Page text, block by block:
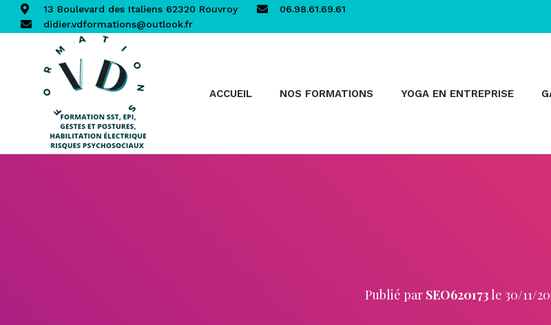
13 Boulevard des Italiens 62320 Rouvroy
06.98.61.69.61
didier.vdformations@outlook.fr
ACCUEIL NOS FORMATIONS YOGA EN ENTREPRISE
Publié par SEO620173le 30/11/